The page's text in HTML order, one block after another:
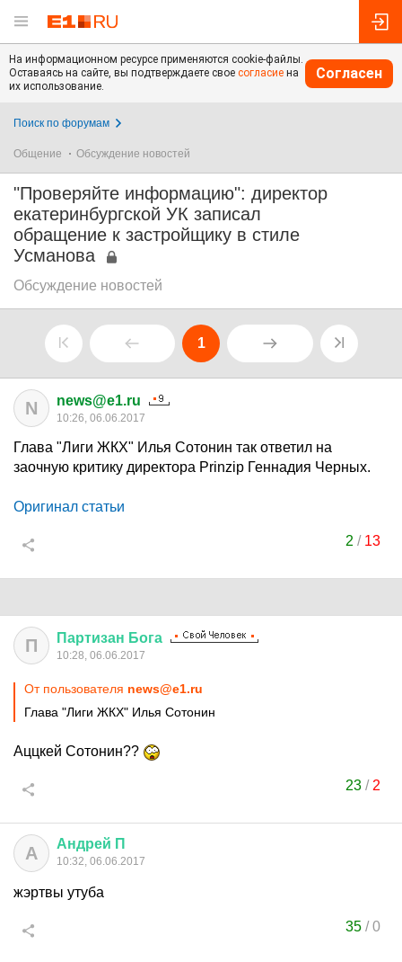
На информационном ресурсе применяются cookie-файлы.
Оставаясь на сайте, вы подтверждаете свое согласие на
их использование.
Согласен
Поиск по форумам
Общение Обсуждение новостей
"Проверяйте информацию": директор
екатеринбургской УК записал
обращение к застройщику в стиле
Усманова
Обсуждение новостей
1
N news@e1.ru
10:26, 06.06.2017
Глава "Лиги ЖКХ" Илья Сотонин так ответил на
заочную критику директора Prinzip Геннадия Черных.
Оригинал статьи
2 / 13
П Партизан Бога
10:28, 06.06.2017
От пользователя news@e1.ru
Глава "Лиги ЖКХ" Илья Сотонин
Аццкей Сотонин??
23 / 2
А Андрей П
10:32, 06.06.2017
жэртвы утуба
35 /0